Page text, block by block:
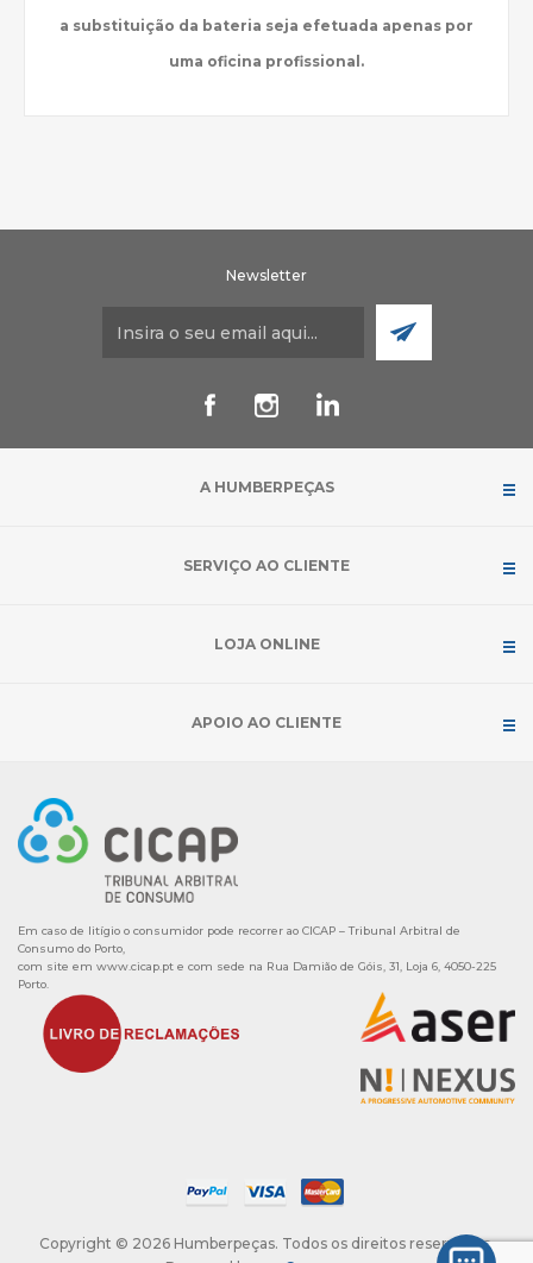
a substituição da bateria seja efetuada apenas por
uma oficina profissional.
Newsletter
A HUMBERPEÇAS
SERVIÇO AO CLIENTE
LOJA ONLINE
APOIO AO CLIENTE
Em caso de litígio o consumidor pode recorrer ao CICAP – Tribunal Arbitral de
Consumo do Porto,
com site em www.cicap.pt e com sede na Rua Damião de Góis, 31, Loja 6, 4050-225
Porto.
Copyright © 2026 Humberpeças. Todos os direitos reservados.